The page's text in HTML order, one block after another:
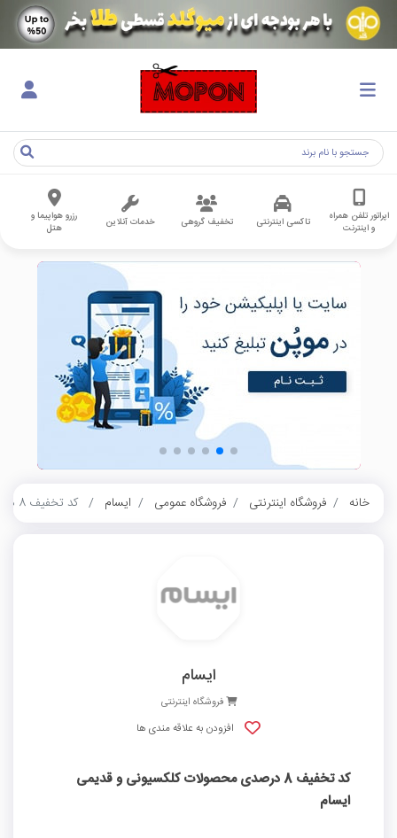
اپراتور تلفن همراه
و اینترنت
تاکسی اینترنتی تخفیف گروهی خدمات آنلاین
رزرو هواپیما و
هتل
خانه فروشگاه اینترنتی فروشگاه عمومی ایسام کد تخفیف 8 درصدی محصولات کلکسیونی و قدیمی ایسام
ایسام
فروشگاه اینترنتی
افزودن به علاقه مندی ها
کد تخفیف 8 درصدی محصولات کلکسیونی و قدیمی
ایسام